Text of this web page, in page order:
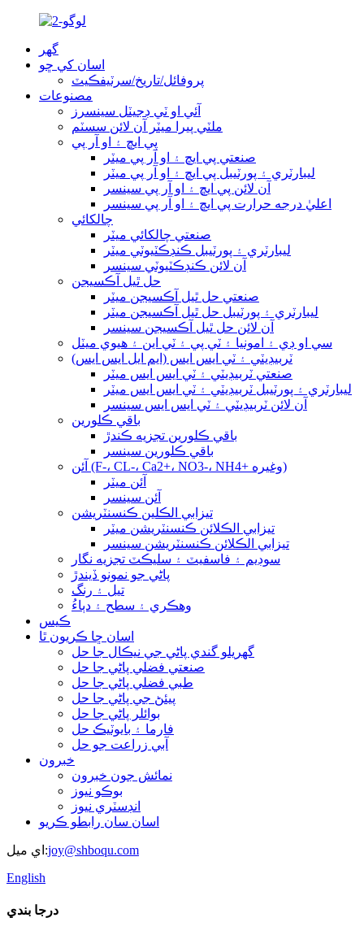
گھر
اسان کي ڇو
پروفائل/تاريخ/سرٽيفڪيٽ
مصنوعات
آئي او ٽي ڊجيٽل سينسرز
ملٽي پيرا ميٽر آن لائن سسٽم
پي ايڇ ۽ او آر پي
صنعتي پي ايڇ ۽ او آر پي ميٽر
ليبارٽري ۽ پورٽيبل پي ايڇ ۽ او آر پي ميٽر
آن لائن پي ايڇ ۽ او آر پي سينسر
اعليٰ درجه حرارت پي ايڇ ۽ او آر پي سينسر
چالکائي
صنعتي چالکائي ميٽر
ليبارٽري ۽ پورٽيبل ڪنڊڪٽيوٽي ميٽر
آن لائن ڪنڊڪٽيوٽي سينسر
حل ٿيل آڪسيجن
صنعتي حل ٿيل آڪسيجن ميٽر
ليبارٽري ۽ پورٽيبل حل ٿيل آڪسيجن ميٽر
آن لائن حل ٿيل آڪسيجن سينسر
سي او ڊي ۽ امونيا ۽ ٽي پي ۽ ٽي اين ۽ هيوي ميٽل
ٽربيڊيٽي ۽ ٽي ايس ايس (ايم ايل ايس ايس)
صنعتي ٽربيڊيٽي ۽ ٽي ايس ايس ميٽر
ليبارٽري ۽ پورٽيبل ٽربيڊيٽي ۽ ٽي ايس ايس ميٽر
آن لائن ٽربيڊيٽي ۽ ٽي ايس ايس سينسر
باقي ڪلورين
باقي ڪلورين تجزيه ڪندڙ
باقي ڪلورين سينسر
آئن (F-، CL-، Ca2+، NO3-، NH4+ وغيره)
آئن ميٽر
آئن سينسر
تيزابي الڪلين ڪنسنٽريشن
تيزابي الڪلائن ڪنسنٽريشن ميٽر
تيزابي الڪلائن ڪنسنٽريشن سينسر
سوڊيم ۽ فاسفيٽ ۽ سليڪٽ تجزيه نگار
پاڻي جو نمونو ڏيندڙ
تيل ۽ رنگ
وهڪري ۽ سطح ۽ دٻاءُ
ڪيس
اسان ڇا ڪريون ٿا
گهريلو گندي پاڻي جي نيڪال جا حل
صنعتي فضلي پاڻي جا حل
طبي فضلي پاڻي جا حل
پيئڻ جي پاڻي جا حل
بوائلر پاڻي جا حل
فارما ۽ بايوٽيڪ حل
آبي زراعت جو حل
خبرون
نمائش جون خبرون
بوڪو نيوز
انڊسٽري نيوز
اسان سان رابطو ڪريو
اي ميل:joy@shboqu.com
English
درجا بندي